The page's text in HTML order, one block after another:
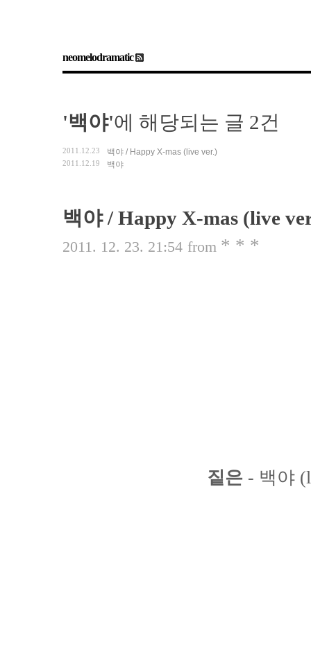
neomelodramatic
'백야'에 해당되는 글 2건
2011.12.23 백야 / Happy X-mas (live ver.)
2011.12.19 백야
백야 / Happy X-mas (live
2011. 12. 23. 21:54 from * * *
짙은 - 백야